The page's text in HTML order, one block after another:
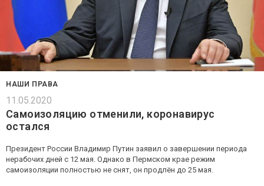
НАШИ ПРАВА
11.05.2020
Самоизоляцию отменили, коронавирус
остался
Президент России Владимир Путин заявил о завершении периода
нерабочих дней с 12 мая. Однако в Пермском крае режим
самоизоляции полностью не снят, он продлён до 25 мая.